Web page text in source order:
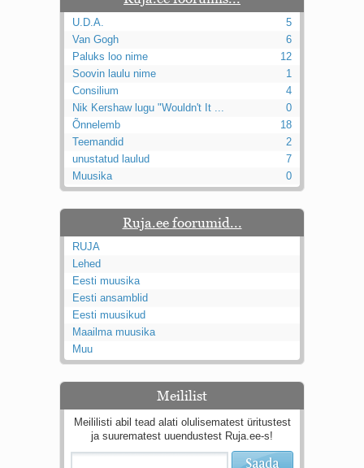
U.D.A.
5
Van Gogh
6
Paluks loo nime
12
Soovin laulu nime
1
Consilium
4
Nik Kershaw lugu "Wouldn't It ...
0
Õnnelemb
18
Teemandid
2
unustatud laulud
7
Muusika
0
Ruja.ee foorumid...
RUJA
Lehed
Eesti muusika
Eesti ansamblid
Eesti muusikud
Maailma muusika
Muu
Meililist
Meililisti abil tead alati olulisematest üritustest
ja suurematest uuendustest Ruja.ee-s!